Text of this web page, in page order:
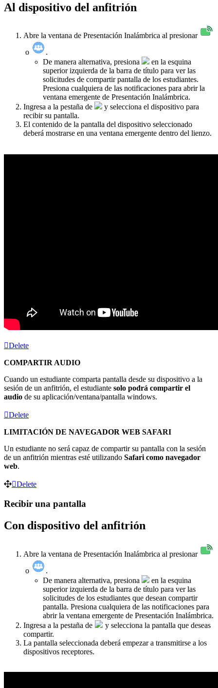
Al dispositivo del anfitrión
Abre la ventana de Presentación Inalámbrica al presionar
o
.
De manera alternativa, presiona
en la esquina
superior izquierda de la barra de título para ver las
solicitudes de compartir pantalla de los estudiantes.
Presiona cualquiera de las notificaciones para abrir la
ventana emergente de Presentación Inalámbrica.
Ingresa a la pestaña de
y selecciona el dispositivo para
recibir su pantalla.
El contenido de la pantalla del dispositivo seleccionado
deberá mostrarse en una ventana emergente dentro del lienzo.
Delete
COMPARTIR AUDIO
Cuando un estudiante comparta pantalla desde su dispositivo a la
sesión de un anfitrión, el estudiante solo podrá compartir el
audio de su aplicación/ventana/pantalla windows.
Delete
LIMITACIÓN DE NAVEGADOR WEB SAFARI
Un estudiante no será capaz de compartir su pantalla con la sesión
de un anfitrión mientras esté utilizando Safari como navegador
web.
Delete
Recibir una pantalla
Con dispositivo del anfitrión
Abre la ventana de Presentación Inalámbrica al presionar
o
.
De manera alternativa, presiona
en la esquina
superior izquierda de la barra de título para ver las
solicitudes de los estudiantes que desean compartir
pantalla. Presiona cualquiera de las notificaciones para
abrir la ventana emergente de Presentación Inalámbrica.
Ingresa a la pestaña de
y selecciona la pantalla que deseas
compartir.
La pantalla seleccionada deberá empezar a transmitirse a los
dispositivos receptores.